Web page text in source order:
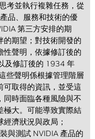
考並執行複雜任務，從
品、服務和技術的優
第三方安排的期
的期望；對技術開發的
性聲明，依據修訂後的
及修訂後的 1934 年
些聲明係根據管理階層
可取得的資訊，並受這
同時面臨各種風險與不
極大。可能導致實際結
濟狀況與政局；
與測試 NVIDIA 產品的